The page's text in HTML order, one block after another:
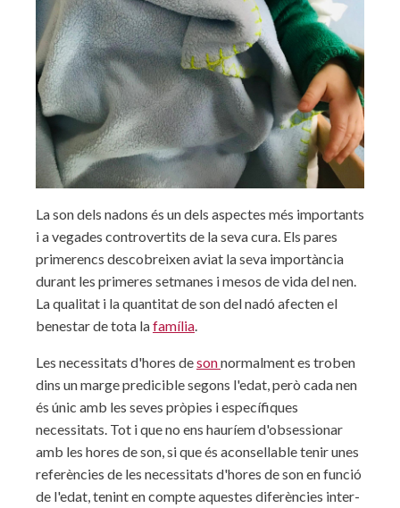
La son dels nadons és un dels aspectes més importants
i a vegades controvertits de la seva cura. Els pares
primerencs descobreixen aviat la seva importància
durant les primeres setmanes i mesos de vida del nen.
La qualitat i la quantitat de son del nadó afecten el
benestar de tota lafamília
Les necessitats d'hores desonnormalment es troben
dins un marge predicible segons l'edat, però cada nen
és únic amb les seves pròpies i específiques
necessitats. Tot i que no ens hauríem d'obsessionar
amb les hores de son, si que és aconsellable tenir unes
referències de les necessitats d'hores de son en funció
de l'edat, tenint en compte aquestes diferències inter-